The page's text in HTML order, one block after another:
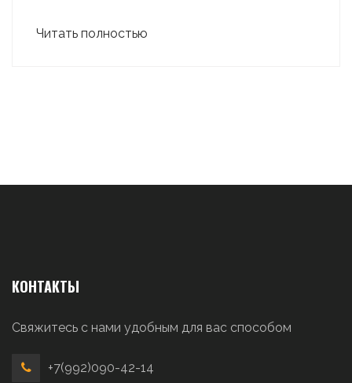
Читать полностью
КОНТАКТЫ
Свяжитесь с нами удобным для вас способом
+7(992)090-42-14